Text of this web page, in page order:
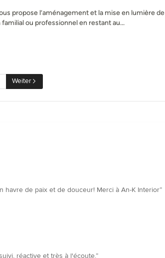
propose l’aménagement et la mise en lumière de
ou professionnel en restant au...
Weiter
de paix et de douceur! Merci à An-K Interior”
réactive et très à l'écoute.”